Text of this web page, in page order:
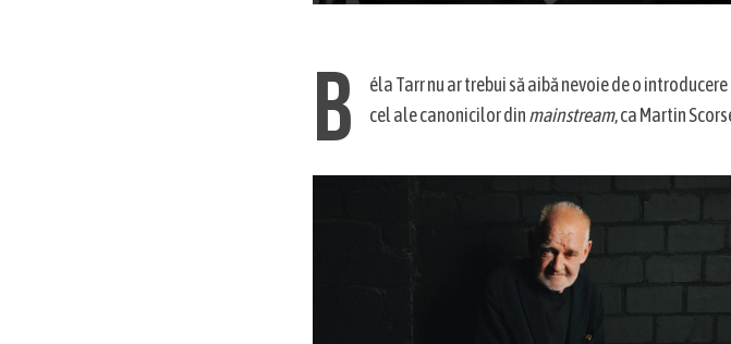
B
éla Tarr nu ar trebui să aibă nevoie de o
cel ale canonicilor dinmainstream, ca Martin